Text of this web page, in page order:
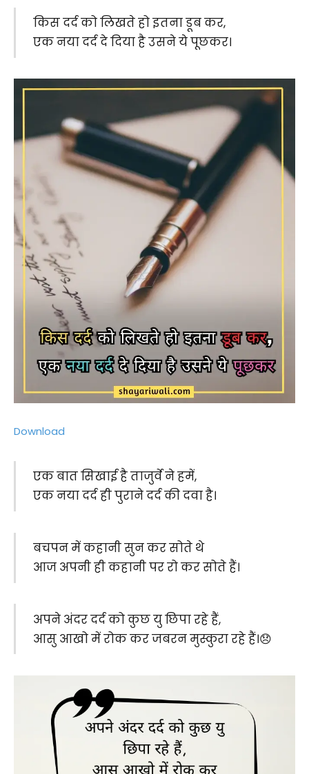
किस दर्द को लिखते हो इतना डूब कर,
एक नया दर्द दे दिया है उसने ये पूछकर।
Download
एक बात सिखाई है ताजुर्वे ने हमें,
एक नया दर्द ही पुराने दर्द की दवा है।
बचपन में कहानी सुन कर सोते थे
आज अपनी ही कहानी पर रो कर सोते हैं।
अपने अंदर दर्द को कुछ यु छिपा रहे हैं,
आसु आखो में रोक कर जबरन मुस्कुरा रहे हैं।😞